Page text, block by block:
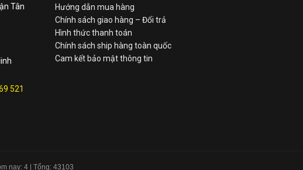
Tân
521
Hướng dẫn mua hàng
Chính sách giao hàng – Đổi trả
Hình thức thanh toán
Chính sách ship hàng toàn quốc
Cam kết bảo mật thông tin
nay: 4 | Tổng: 43103